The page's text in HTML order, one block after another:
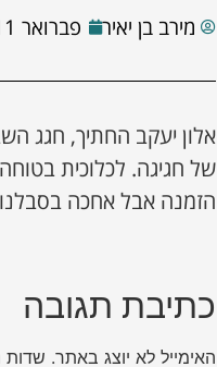
מירב בן יאיר פברואר 11, 2021
אלון יעקב החתיך, חגג
של חגיגה. לכלוכית
הזמנה אבל אחכה
כתיבת תגובה
האימייל לא יוצג באתר. שדות